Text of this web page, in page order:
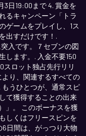
3日19:00まで 4. 賞金を
るキャンペーン「トラ
ゲームをプレイし、1ス
出すだけです！.
入です。７セブンの図
します。. 入金不要150
スロット独占先行リリ
り、関連するすべての
うひとつが、通常スピ
て獲得することの出来
」。 このボーナスを獲
しくはフリースピンを
日間は、がっつり大物